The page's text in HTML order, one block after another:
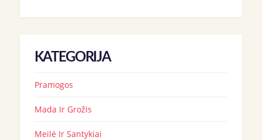
KATEGORIJA
Pramogos
Mada Ir Grožis
Meilė Ir Santykiai